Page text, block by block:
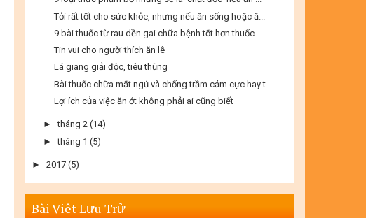
Tỏi rất tốt cho sức khỏe, nhưng nếu ăn sống hoặc ă...
9 bài thuốc từ rau dền gai chữa bệnh tốt hơn thuốc
Tin vui cho người thích ăn lê
Lá giang giải độc, tiêu thũng
Bài thuốc chữa mất ngủ và chống trầm cảm cực hay t...
Lợi ích của việc ăn ớt không phải ai cũng biết
►tháng 2 (14)
►tháng 1 (5)
► 2017 (5)
Bài Viêt Lưu Trử